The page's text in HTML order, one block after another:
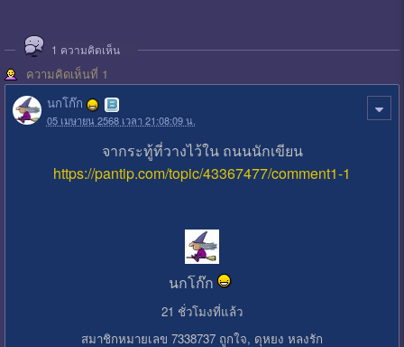
1 ความคิดเห็น
ความคิดเห็นที่ 1
นกโก๊ก
05 เมษายน 2568 เวลา 21:08:09 น.
จากระทู้ที่วางไว้ใน ถนนนักเขียน
https://pantip.com/topic/43367477/comment1-1
นกโก๊ก
21 ชั่วโมงที่แล้ว
สมาชิกหมายเลข 7338737 ถูกใจ, ดุหยง หลงรัก